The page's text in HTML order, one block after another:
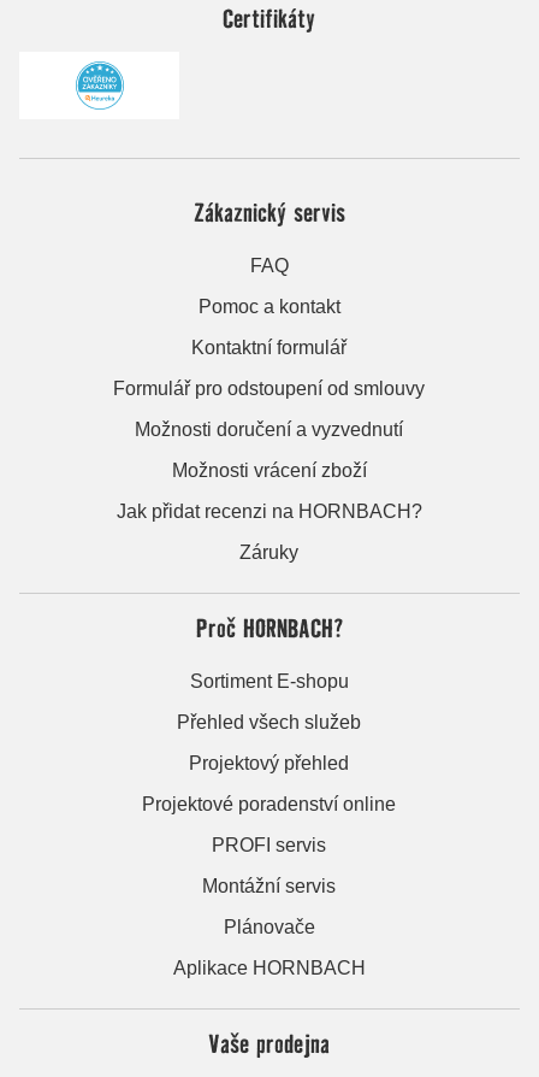
Certifikáty
Zákaznický servis
FAQ
Pomoc a kontakt
Kontaktní formulář
Formulář pro odstoupení od smlouvy
Možnosti doručení a vyzvednutí
Možnosti vrácení zboží
Jak přidat recenzi na HORNBACH?
Záruky
Proč HORNBACH?
Sortiment E-shopu
Přehled všech služeb
Projektový přehled
Projektové poradenství online
PROFI servis
Montážní servis
Plánovače
Aplikace HORNBACH
Vaše prodejna